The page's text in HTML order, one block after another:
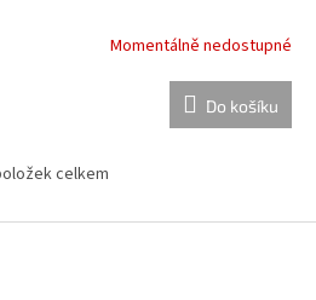
Momentálně nedostupné
Do košíku
O
l
celkem